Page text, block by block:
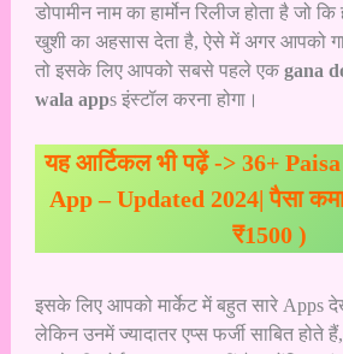
डोपामीन नाम का हार्मोन रिलीज होता है जो
खुशी का अहसास देता है, ऐसे में अगर आपको
तो इसके लिए आपको सबसे पहले एक gana
wala apps इंस्टॉल करना होगा।
यह आर्टिकल भी पढ़ें -> 36+
App – Updated 2024| पैसा
₹1500 )
इसके लिए आपको मार्केट में बहुत सारे Apps
लेकिन उनमें ज्यादातर एप्स फर्जी साबित होते